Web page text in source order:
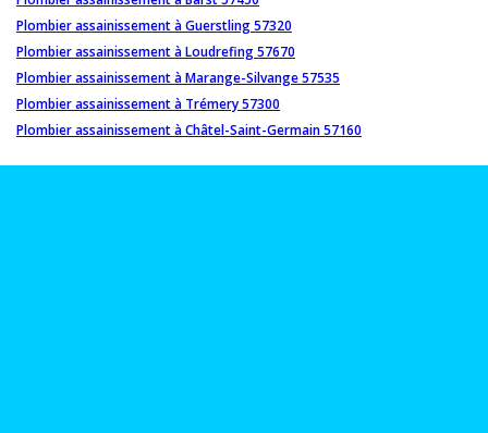
Plombier assainissement à Guerstling 57320
Plombier assainissement à Loudrefing 57670
Plombier assainissement à Marange-Silvange 57535
Plombier assainissement à Trémery 57300
Plombier assainissement à Châtel-Saint-Germain 57160